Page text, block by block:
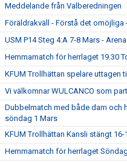
Meddelande från Valberedningen
Föräldrakväll - Förstå det omöjliga
USM P14 Steg 4:A 7-8 Mars -
Hemmamatch för herrlaget 19.30
KFUM Trollhättan spelare uttagen
Vi välkomnar WULCANCO som
Dubbelmatch med både dam och
söndag 1 Mars
KFUM Trollhättan Kansli stängt 16-
Hemmamatch för herrlaget